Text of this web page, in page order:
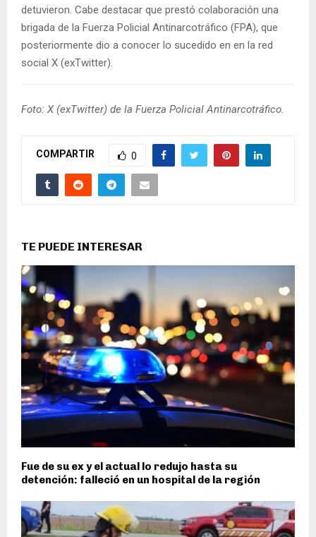
detuvieron. Cabe destacar que prestó colaboración una
brigada de la Fuerza Policial Antinarcotráfico (FPA), que
posteriormente dio a conocer lo sucedido en en la red
social X (exTwitter).
Foto: X (exTwitter) de la Fuerza Policial Antinarcotráfico.
COMPARTIR 0
TE PUEDE INTERESAR
Fue de su ex y el actual lo redujo hasta su
detención: falleció en un hospital de la región